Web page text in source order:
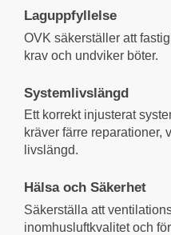
Laguppfyllelse
OVK säkerställer att
krav och undviker böter.
Systemlivslängd
Ett korrekt injusterat
kräver färre reparationer,
livslängd.
Hälsa och Säkerhet
Säkerställa att
inomhusluftkvalitet och